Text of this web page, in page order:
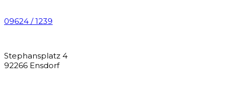
09624 / 1239
Stephansplatz 4
92266 Ensdorf